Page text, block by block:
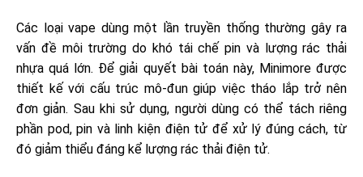
Các loại vape dùng một lần truyền thống thường gây ra
vấn đề môi trường do khó tái chế pin và lượng rác thải
nhựa quá lớn. Để giải quyết bài toán này, Minimore được
thiết kế với cấu trúc mô-đun giúp việc tháo lắp trở nên
đơn giản. Sau khi sử dụng, người dùng có thể tách riêng
phần pod, pin và linh kiện điện tử để xử lý đúng cách, từ
đó giảm thiểu đáng kể lượng rác thải điện tử.